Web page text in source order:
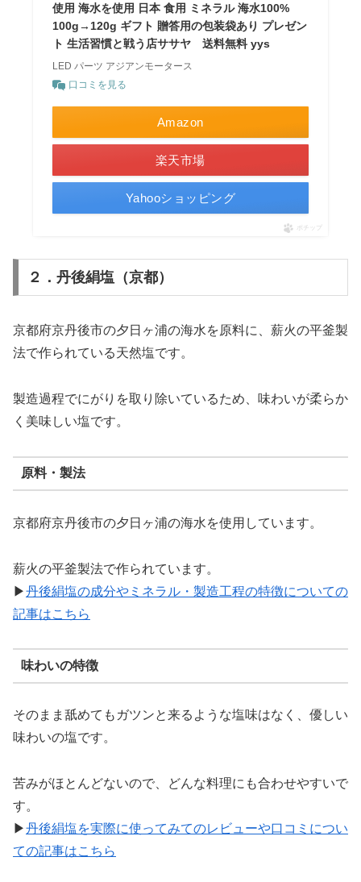
使用 海水を使用 日本 食用 ミネラル 海水100%
100g→120g ギフト 贈答用の包装袋あり プレゼン
ト 生活習慣と戦う店ササヤ 送料無料 yys
LED パーツ アジアンモータース
口コミを見る
Amazon
楽天市場
Yahooショッピング
ポチップ
２．丹後絹塩（京都）
京都府京丹後市の夕日ヶ浦の海水を原料に、薪火の平釜製
法で作られている天然塩です。
製造過程でにがりを取り除いているため、味わいが柔らか
く美味しい塩です。
原料・製法
京都府京丹後市の夕日ヶ浦の海水を使用しています。
薪火の平釜製法で作られています。
▶丹後絹塩の成分やミネラル・製造工程の特徴についての
記事はこちら
味わいの特徴
そのまま舐めてもガツンと来るような塩味はなく、優しい
味わいの塩です。
苦みがほとんどないので、どんな料理にも合わせやすいで
す。
▶丹後絹塩を実際に使ってみてのレビューや口コミについ
ての記事はこちら